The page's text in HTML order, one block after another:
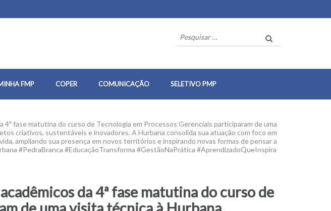
Pesquisar
por:
FMP COPER COMUNICAÇÃO SELETIVO PMP
4ª fase matutina do curso de Tecnologia em Processos Gerenciais participaram de uma
criativos, sustentáveis e inovadores. A Hurbana consolida sua atuação com foco em
ampliando sua presença em novos territórios e inspirando novas formas de pensar a
#PedraBranca #EducaçãoTransforma #GestãoNaPrática #AprendizadoQueInspira
da 4ª fase matutina do curso de